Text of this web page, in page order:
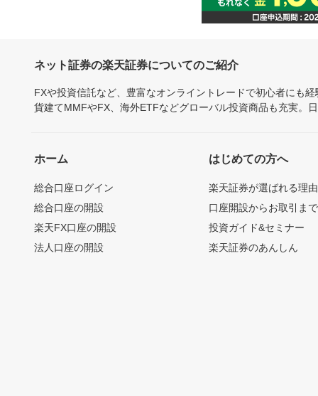
ネット証券の楽天証券についてのご紹介
FXや投資信託など、豊富なオンライントレードで初心者にも
貨建てMMFやFX、海外ETFなどグローバル投資商品も充実。
ホーム
総合口座ログイン
総合口座の開設
楽天FX口座の開設
法人口座の開設
はじめての方へ
楽天証券が選ばれる理由
口座開設からお取引ま
投資ガイド&セミナー
楽天証券のあんしん